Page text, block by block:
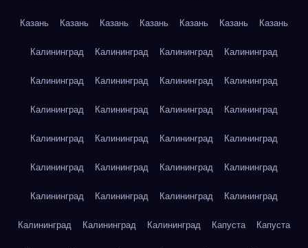
Казань Казань Казань Казань Казань Казань Казань
Калининград Калининград Калининград Калининград
Калининград Калининград Калининград Калининград
Калининград Калининград Калининград Калининград
Калининград Калининград Калининград Калининград
Калининград Калининград Калининград Калининград
Калининград Калининград Калининград Калининград
Калининград Калининград Калининград Капуста Капуста